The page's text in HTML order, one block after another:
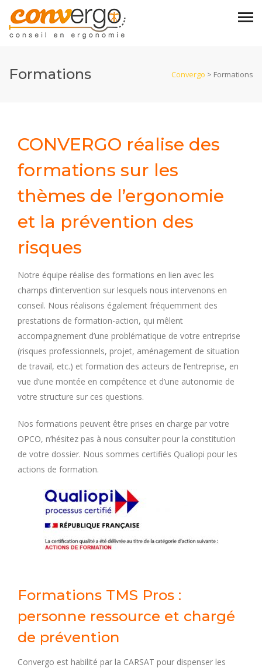
Formations Convergo > Formations
CONVERGO réalise des
formations sur les
thèmes de l’ergonomie
et la prévention des
risques
Notre équipe réalise des formations en lien avec les
champs d’intervention sur lesquels nous intervenons en
conseil. Nous réalisons également fréquemment des
prestations de formation-action, qui mêlent
accompagnement d’une problématique de votre entreprise
(risques professionnels, projet, aménagement de situation
de travail, etc.) et formation des acteurs de l’entreprise, en
vue d’une montée en compétence et d’une autonomie de
votre structure sur ces questions.
Nos formations peuvent être prises en charge par votre
OPCO, n’hésitez pas à nous consulter pour la constitution
de votre dossier. Nous sommes certifiés Qualiopi pour les
actions de formation.
Formations TMS Pros :
personne ressource et chargé
de prévention
Convergo est habilité par la CARSAT pour dispenser les